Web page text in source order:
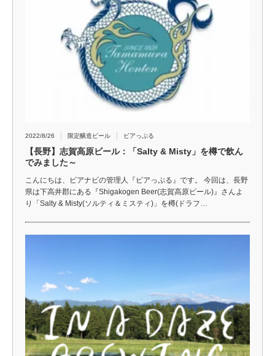
2022/8/26 限定醸造ビール ビアっぷる
【長野】志賀高原ビール：「Salty & Misty」を樽で飲ん
でみました～
こんにちは、ビアナビの管理人『ビアっぷる』です。 今回は、長野
県は下高井郡にある『Shigakogen Beer(志賀高原ビール)』さんよ
り「Salty & Misty(ソルティ＆ミスティ)」を樽(ドラフ…